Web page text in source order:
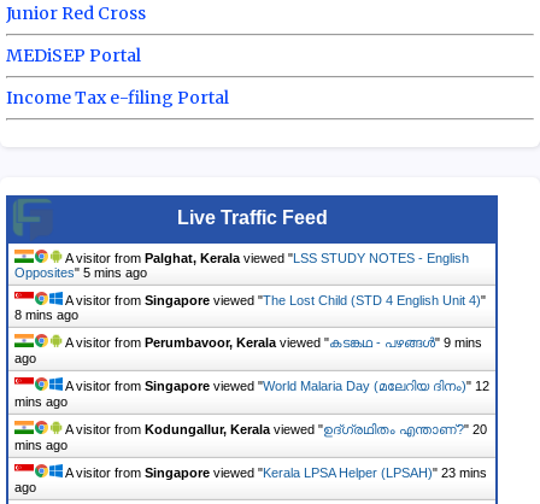
Junior Red Cross
MEDiSEP Portal
Income Tax e-filing Portal
Live Traffic Feed
A visitor from Palghat, Kerala viewed "LSS STUDY NOTES - English
Opposites" 5 mins ago
A visitor from Singapore viewed "The Lost Child (STD 4 English Unit 4)"
8 mins ago
A visitor from Perumbavoor, Kerala viewed "കടങ്കഥ - പഴങ്ങൾ" 9 mins
ago
A visitor from Singapore viewed "World Malaria Day (മലേറിയ ദിനം)" 12
mins ago
A visitor from Kodungallur, Kerala viewed "ഉദ്ഗ്രഥിതം എന്താണ്?" 20
mins ago
A visitor from Singapore viewed "Kerala LPSA Helper (LPSAH)" 23 mins
ago